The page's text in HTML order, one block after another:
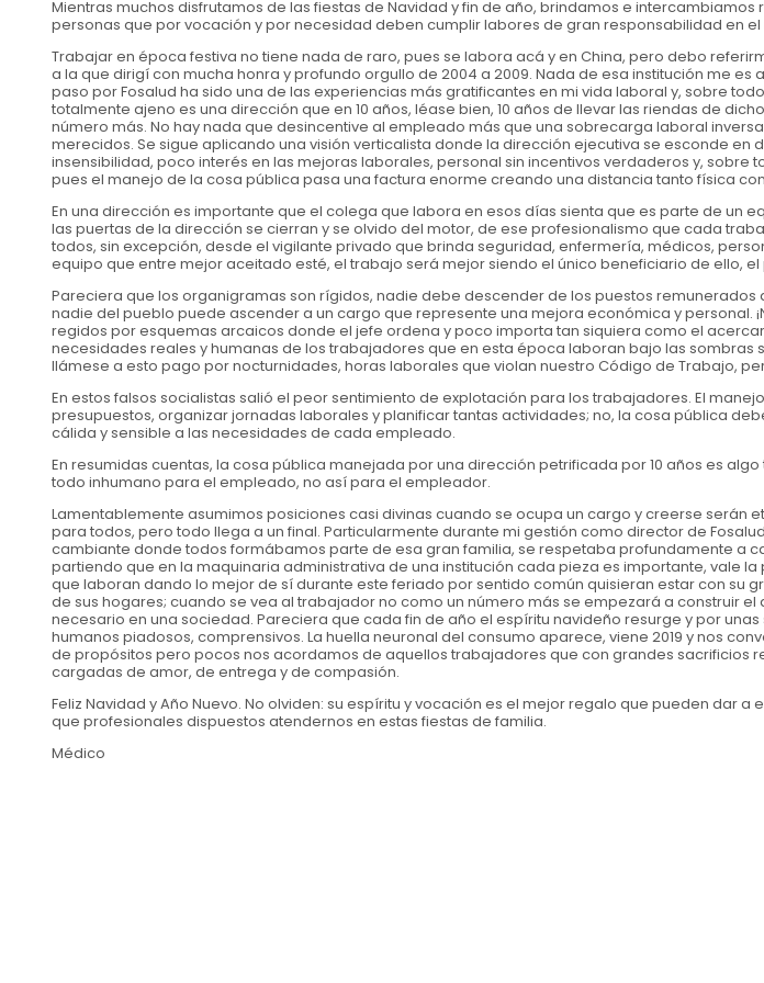
Mientras muchos disfrutamos de las fiestas de Navidad y fin de año, brindamos e
personas que por vocación y por necesidad deben cumplir labores de gran responsabilidad en
Trabajar en época festiva no tiene nada de raro, pues se labora acá y en China, pero debo
a la que dirigí con mucha honra y profundo orgullo de 2004 a 2009. Nada de esa institución me es
paso por Fosalud ha sido una de las experiencias más gratificantes en mi vida laboral y, sobre
totalmente ajeno es una dirección que en 10 años, léase bien, 10 años de llevar las riendas de
número más. No hay nada que desincentive al empleado más que una sobrecarga laboral
merecidos. Se sigue aplicando una visión verticalista donde la dirección ejecutiva se esconde en
insensibilidad, poco interés en las mejoras laborales, personal sin incentivos verdaderos y, sobre
pues el manejo de la cosa pública pasa una factura enorme creando una distancia tanto física
En una dirección es importante que el colega que labora en esos días sienta que es parte de un
las puertas de la dirección se cierran y se olvido del motor, de ese profesionalismo que cada
todos, sin excepción, desde el vigilante privado que brinda seguridad, enfermería, médicos,
equipo que entre mejor aceitado esté, el trabajo será mejor siendo el único beneficiario de ello, el
Pareciera que los organigramas son rígidos, nadie debe descender de los puestos
nadie del pueblo puede ascender a un cargo que represente una mejora económica y personal.
regidos por esquemas arcaicos donde el jefe ordena y poco importa tan siquiera como el
necesidades reales y humanas de los trabajadores que en esta época laboran bajo las sombras
llámese a esto pago por nocturnidades, horas laborales que violan nuestro Código de Trabajo,
En estos falsos socialistas salió el peor sentimiento de explotación para los trabajadores. El
presupuestos, organizar jornadas laborales y planificar tantas actividades; no, la cosa pública
cálida y sensible a las necesidades de cada empleado.
En resumidas cuentas, la cosa pública manejada por una dirección petrificada por 10 años es
todo inhumano para el empleado, no así para el empleador.
Lamentablemente asumimos posiciones casi divinas cuando se ocupa un cargo y creerse serán
para todos, pero todo llega a un final. Particularmente durante mi gestión como director de
cambiante donde todos formábamos parte de esa gran familia, se respetaba profundamente a
partiendo que en la maquinaria administrativa de una institución cada pieza es importante, vale
que laboran dando lo mejor de sí durante este feriado por sentido común quisieran estar con su
de sus hogares; cuando se vea al trabajador no como un número más se empezará a construir
necesario en una sociedad. Pareciera que cada fin de año el espíritu navideño resurge y por
humanos piadosos, comprensivos. La huella neuronal del consumo aparece, viene 2019 y nos
de propósitos pero pocos nos acordamos de aquellos trabajadores que con grandes sacrificios
cargadas de amor, de entrega y de compasión.
Feliz Navidad y Año Nuevo. No olviden: su espíritu y vocación es el mejor regalo que pueden dar
que profesionales dispuestos atendernos en estas fiestas de familia.
Médico